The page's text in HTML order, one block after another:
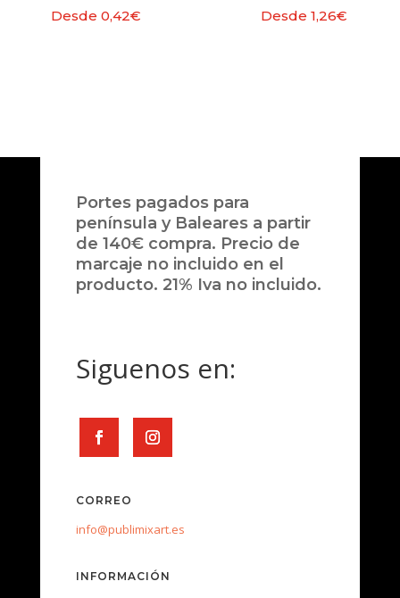
Desde0,42€ Desde 1,26€
Portes pagados para
península y Baleares a partir
de 140€ compra. Precio de
marcaje no incluido en el
producto. 21% Iva no incluido.
Siguenos en:
CORREO
info@publimixart.es
INFORMACIÓN